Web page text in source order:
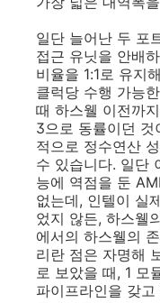
일단 늘어난 두 포
접근 유닛을 안배
비율을 1:1로 유지
클럭당 수행 가능
때 하스웰 이전까
3으로 동률이던
적으로 정수연산
수 있습니다. 일단
능에 역점을 둔
없는데, 인텔이 실
었지 않든, 하스웰
에서의 하스웰의
리란 점은 자명해
로 보았을 때, 1 모
파이프라인을 갖